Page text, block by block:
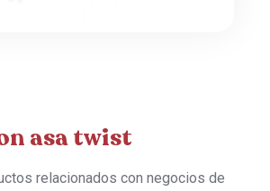
asa twist
relacionados con negocios de